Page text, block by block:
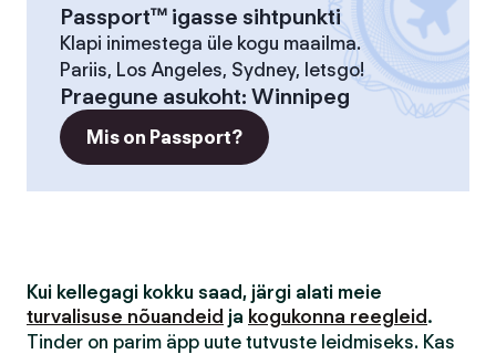
Passport™ igasse sihtpunkti
Klapi inimestega üle kogu maailma.
Pariis, Los Angeles, Sydney, letsgo!
Praegune asukoht: Winnipeg
Mis on Passport?
Kui kellegagi kokku saad, järgi alati meie
turvalisuse nõuandeid ja kogukonna reegleid .
Tinder on parim äpp uute tutvuste leidmiseks. Kas